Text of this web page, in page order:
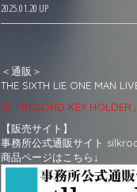
2025.01.20 UP
＜通販＞
THE SIXTH LIE ONE MAN
※「RECORD KEY HOLDER
【販売サイト】
事務所公式通販サイト
商品ページはこちら↓